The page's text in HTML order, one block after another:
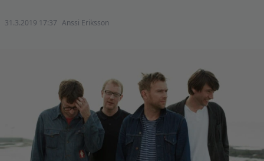
31.3.2019 17:37 Anssi Eriksson